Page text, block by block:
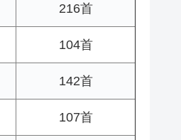
216首
104首
142首
107首